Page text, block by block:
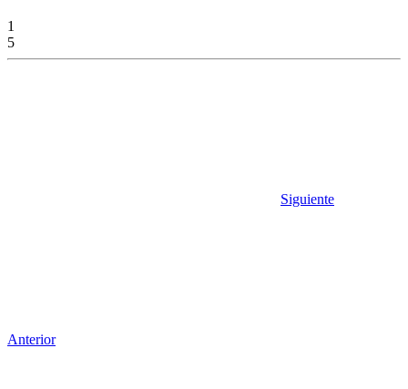
1
5
Siguiente
Anterior